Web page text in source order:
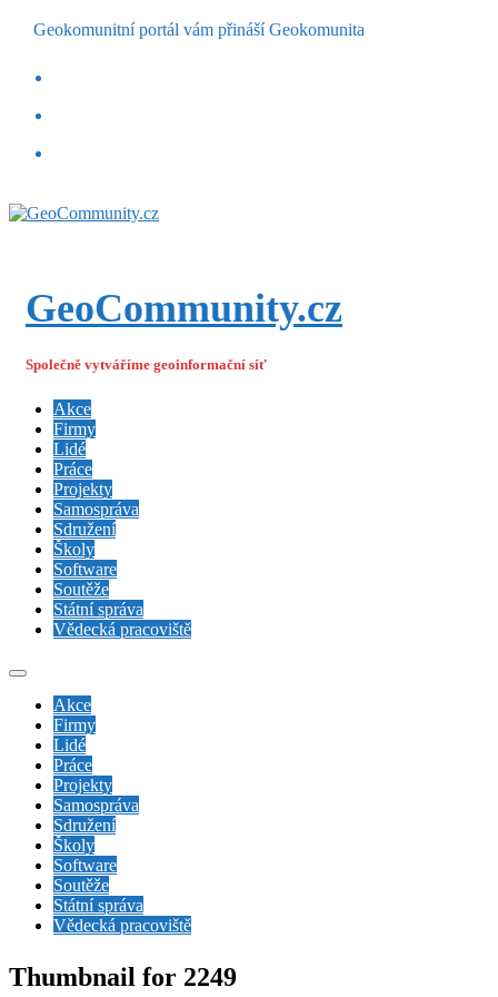
Geokomunitní portál vám přináší Geokomunita
GeoCommunity.cz
Společně vytváříme geoinformační síť
Akce
Firmy
Lidé
Práce
Projekty
Samospráva
Sdružení
Školy
Software
Soutěže
Státní správa
Vědecká pracoviště
Akce
Firmy
Lidé
Práce
Projekty
Samospráva
Sdružení
Školy
Software
Soutěže
Státní správa
Vědecká pracoviště
Thumbnail for 2249